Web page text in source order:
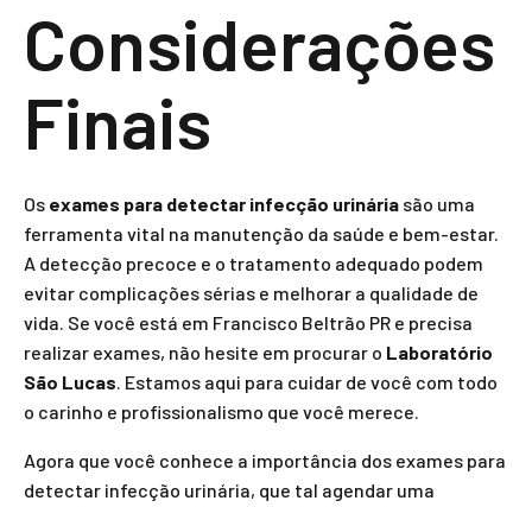
Considerações
Finais
Os exames para detectar infecção urinária são uma
ferramenta vital na manutenção da saúde e bem-estar.
A detecção precoce e o tratamento adequado podem
evitar complicações sérias e melhorar a qualidade de
vida. Se você está em Francisco Beltrão PR e precisa
realizar exames, não hesite em procurar o Laboratório
São Lucas. Estamos aqui para cuidar de você com todo
o carinho e profissionalismo que você merece.
Agora que você conhece a importância dos exames para
detectar infecção urinária, que tal agendar uma